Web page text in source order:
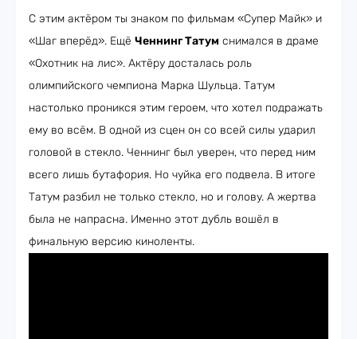
С этим актёром ты знаком по фильмам «Супер Майк» и
«Шаг вперёд». Ещё Ченнинг Татум снимался в драме
«Охотник на лис». Актёру досталась роль
олимпийского чемпиона Марка Шульца. Татум
настолько проникся этим героем, что хотел подражать
ему во всём. В одной из сцен он со всей силы ударил
головой в стекло. Ченнинг был уверен, что перед ним
всего лишь бутафория. Но чуйка его подвела. В итоге
Татум разбил не только стекло, но и голову. А жертва
была не напрасна. Именно этот дубль вошёл в
финальную версию киноленты.